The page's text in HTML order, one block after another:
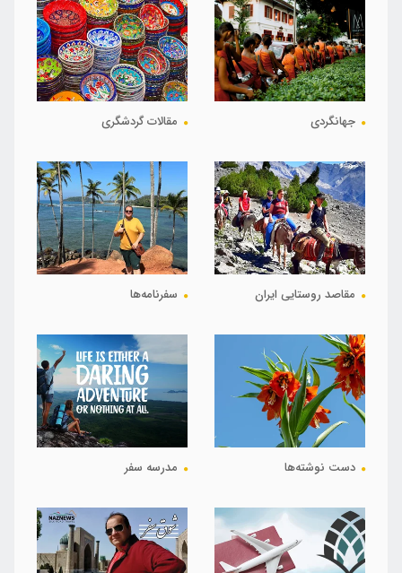
جهانگردی مقالات گردشگری
مقاصد روستایی ایران سفرنامه‌ها
دست نوشته‌ها مدرسه سفر